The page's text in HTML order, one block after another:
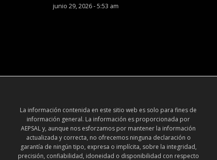
junio 29, 2026 - 5:53 am
La información contenida en este sitio web es solo para fines de
información general. La información es proporcionada por
AEPSAL y, aunque nos esforzamos por mantener la información
actualizada y correcta, no ofrecemos ninguna declaración o
garantía de ningún tipo, expresa o implícita, sobre la integridad,
precisión, confiabilidad, idoneidad o disponibilidad con respecto